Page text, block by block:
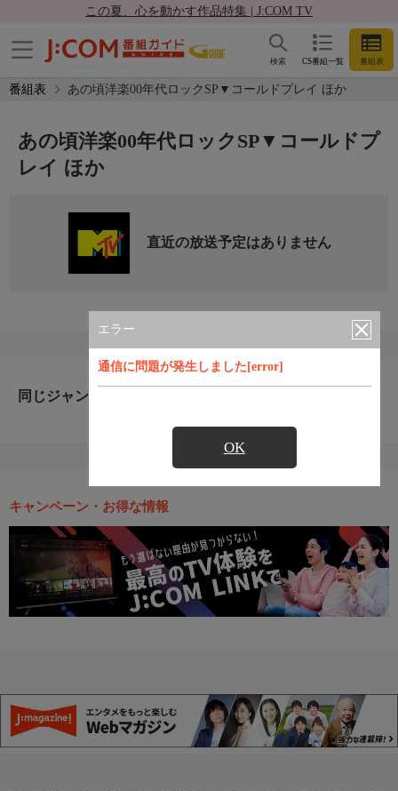
この夏、心を動かす作品特集 | J:COM TV
CS番組一覧 番組表
検索
番組表 あの頃洋楽00年代ロックSP▼コールドプレイ ほか
エラー
通信に問題が発生しました[error]
OK
あの頃洋楽00年代ロックSP▼コールドプ
レイ ほか
直近の放送予定はありません
同じジャンルのおすすめ番組
キャンペーン・お得な情報